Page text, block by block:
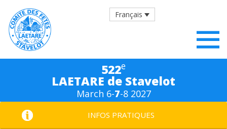
Français
522e
LAETARE de Stavelot
March 6-7-8 2027
INFOS PRATIQUES